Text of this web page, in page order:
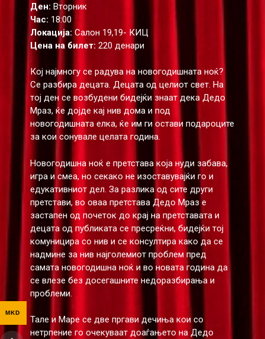
Ден: Вторник
Час: 18:00
Локација: Салон 19,19- КИЦ
Цена на билет: 220 денари
Кој најмногу се радува на новогодишната ноќ?
Се разбира децата. Децата од целиот свет. На
тој ден се возбудени бидејќи знаат дека Дедо
Мраз, ќе дојде кај нив дома и под
новогодишната елка, ќе им ги остави подароците
за кои сонувале целата година.
Новогодишна ноќ е претстава која нуди забава,
игра и смеа, но секако не изоставувајќи го и
едукативниот дел. За разлика од сите други
претстави, во оваа претстава Дедо Мраз е
застапен од почеток до крај на претставата и
децата од публиката се пресреќни, бидејќи тој
комуницира со нив и се консултира како да се
надмине за нив најголемиот проблем пред
самата новогодишна ноќ и во новата година да
се влезе без досегашните недоразбирања и
проблеми.
Тале и Маре се две пргави дечиња кои со
нетрпение го очекуваат доаѓањето на Дедо
MKD